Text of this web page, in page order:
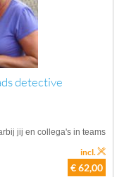
detective
jij en collega's in teams
€ 62,00
incl.